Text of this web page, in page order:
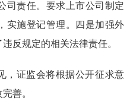
司责任。要求上市公司制定
实施登记管理。 四 是加强外
违反规定的相关法律责任。
，证监会将根据公开征求意
善。